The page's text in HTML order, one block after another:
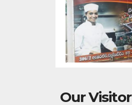
Our Visitor